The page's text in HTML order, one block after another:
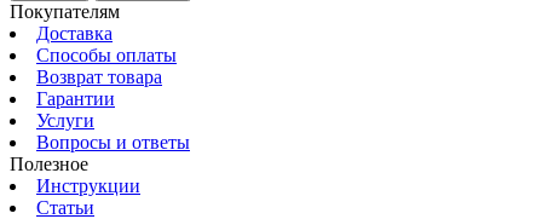
Покупателям
Доставка
Способы оплаты
Возврат товара
Гарантии
Услуги
Вопросы и ответы
Полезное
Инструкции
Статьи